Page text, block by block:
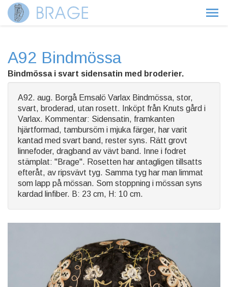
A92 Bindmössa
Bindmössa i svart sidensatin med broderier.
A92. aug. Borgå Emsalö Varlax Bindmössa, stor,
svart, broderad, utan rosett. Inköpt från Knuts gård i
Varlax. Kommentar: Sidensatin, framkanten
hjärtformad, tambursöm i mjuka färger, har varit
kantad med svart band, rester syns. Rätt grovt
linnefoder, dragband av vävt band. Inne i fodret
stämplat: "Brage". Rosetten har antagligen tillsatts
efteråt, av ripsvävt tyg. Samma tyg har man limmat
som lapp på mössan. Som stoppning i mössan syns
kardad linfiber. B: 23 cm, H: 10 cm.